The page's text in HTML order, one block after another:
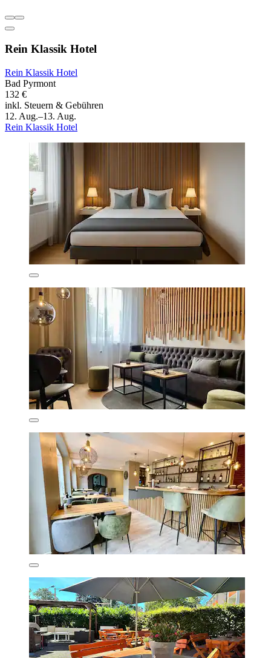
Rein Klassik Hotel
Rein Klassik Hotel
Bad Pyrmont
132 €
inkl. Steuern & Gebühren
12. Aug.–13. Aug.
Rein Klassik Hotel